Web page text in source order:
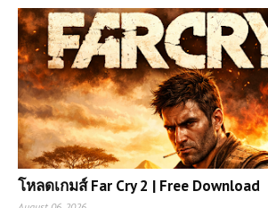
โหลดเกมส์ Far Cry 2 | Free Download